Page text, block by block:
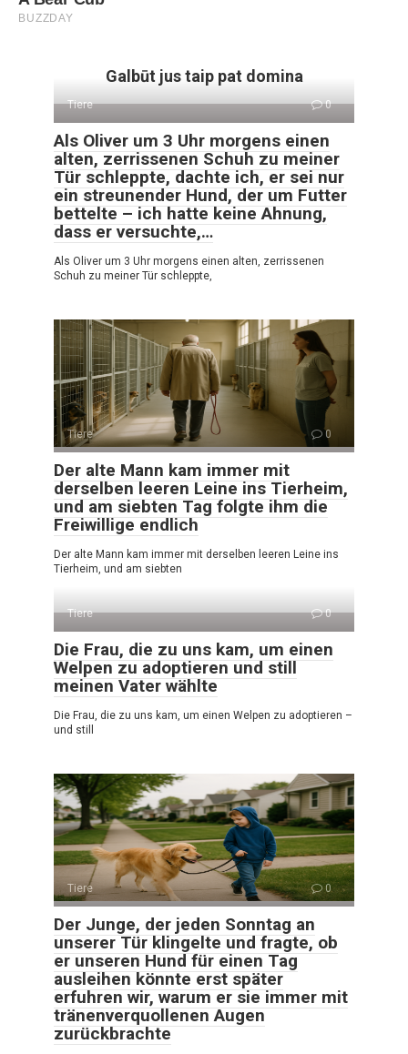
Galbūt jus taip pat domina
Tiere 0
Als Oliver um 3 Uhr morgens einen
alten, zerrissenen Schuh zu meiner
Tür schleppte, dachte ich, er sei nur
ein streunender Hund, der um Futter
bettelte – ich hatte keine Ahnung,
dass er versuchte,…
Als Oliver um 3 Uhr morgens einen alten, zerrissenen
Schuh zu meiner Tür schleppte,
Tiere 0
Der alte Mann kam immer mit
derselben leeren Leine ins Tierheim,
und am siebten Tag folgte ihm die
Freiwillige endlich
Der alte Mann kam immer mit derselben leeren Leine ins
Tierheim, und am siebten
Tiere 0
Die Frau, die zu uns kam, um einen
Welpen zu adoptieren und still
meinen Vater wählte
Die Frau, die zu uns kam, um einen Welpen zu adoptieren –
und still
Tiere 0
Der Junge, der jeden Sonntag an
unserer Tür klingelte und fragte, ob
er unseren Hund für einen Tag
ausleihen könnte erst später
erfuhren wir, warum er sie immer mit
tränenverquollenen Augen
zurückbrachte